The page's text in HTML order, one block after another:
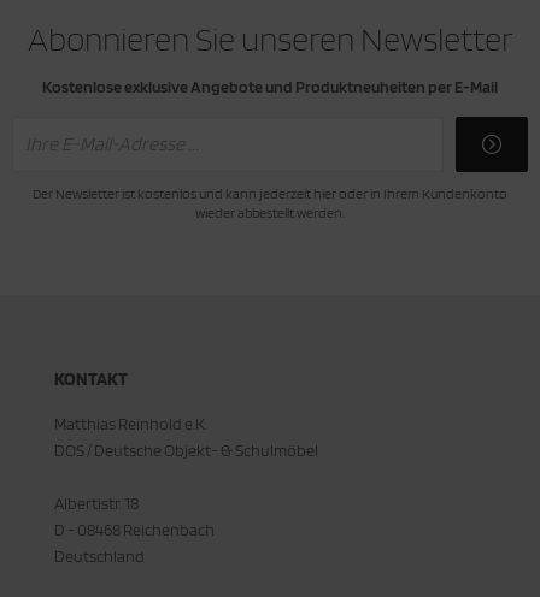
Abonnieren Sie unseren Newsletter
Kostenlose exklusive Angebote und Produktneuheiten per E-Mail
Der Newsletter ist kostenlos und kann jederzeit hier oder in Ihrem Kundenkonto
wieder abbestellt werden.
KONTAKT
Matthias Reinhold e.K.
DOS / Deutsche Objekt- & Schulmöbel
Albertistr. 18
D - 08468 Reichenbach
Deutschland